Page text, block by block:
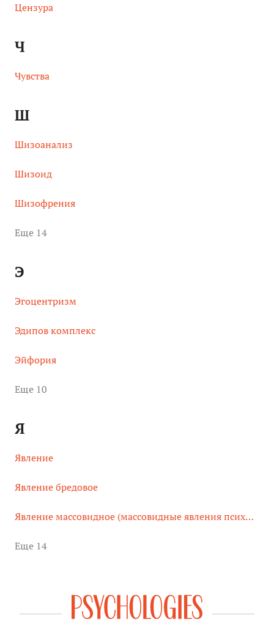
Цензура
Ч
Чувства
Ш
Шизоанализ
Шизоид
Шизофрения
Eще 14
Э
Эгоцентризм
Эдипов комплекс
Эйфория
Eще 10
Я
Явление
Явление бредовое
Явление массовидное (массовидные явления психики)
Eще 14